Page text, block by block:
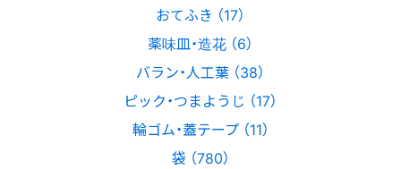
おてふき （17）
薬味皿・造花 （6）
バラン・人工葉 （38）
ピック・つまようじ （17）
輪ゴム・蓋テープ （11）
袋 （780）